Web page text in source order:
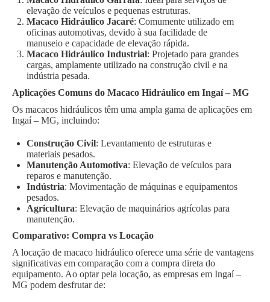
elevação de veículos e pequenas estruturas.
Macaco Hidráulico Jacaré: Comumente utilizado em
oficinas automotivas, devido à sua facilidade de
manuseio e capacidade de elevação rápida.
Macaco Hidráulico Industrial: Projetado para grandes
cargas, amplamente utilizado na construção civil e na
indústria pesada.
Aplicações Comuns do Macaco Hidráulico em Ingaí – MG
Os macacos hidráulicos têm uma ampla gama de aplicações em
Ingaí – MG, incluindo:
Construção Civil: Levantamento de estruturas e
materiais pesados.
Manutenção Automotiva: Elevação de veículos para
reparos e manutenção.
Indústria: Movimentação de máquinas e equipamentos
pesados.
Agricultura: Elevação de maquinários agrícolas para
manutenção.
Comparativo: Compra vs Locação
A locação de macaco hidráulico oferece uma série de vantagens
significativas em comparação com a compra direta do
equipamento. Ao optar pela locação, as empresas em Ingaí –
MG podem desfrutar de: